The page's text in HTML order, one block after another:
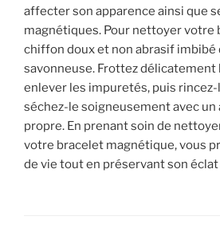
affecter son apparence ainsi que
magnétiques. Pour nettoyer votre
chiffon doux et non abrasif imbibé
savonneuse. Frottez délicatement
enlever les impuretés, puis rincez-
séchez-le soigneusement avec
propre. En prenant soin de
votre bracelet magnétique, vous
de vie tout en préservant son